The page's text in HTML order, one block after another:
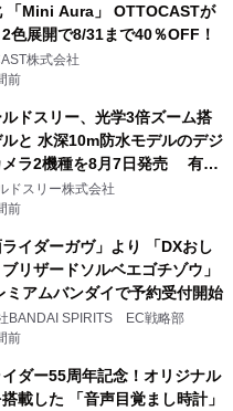
「Mini Aura」 OTTOCASTが
色展開で8/31まで40％OFF！
株式会社
前
ドスリー、光学3倍ズーム搭
と 水深10m防水モデルのデジ
メラ2機種を8月7日発売 有効
万画素、用途別に選べるコンデ
ドスリー株式会社
前
ライダーガヴ」より 「DXおし
リザードソルベエゴチゾウ」
ミアムバンダイで予約受付開始
BANDAI SPIRITS EC戦略部
前
ダー55周年記念！オリジナル
載した 「音声目覚まし時計」